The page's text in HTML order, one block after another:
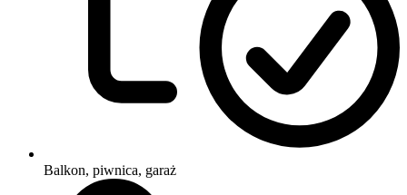
Balkon, piwnica, garaż